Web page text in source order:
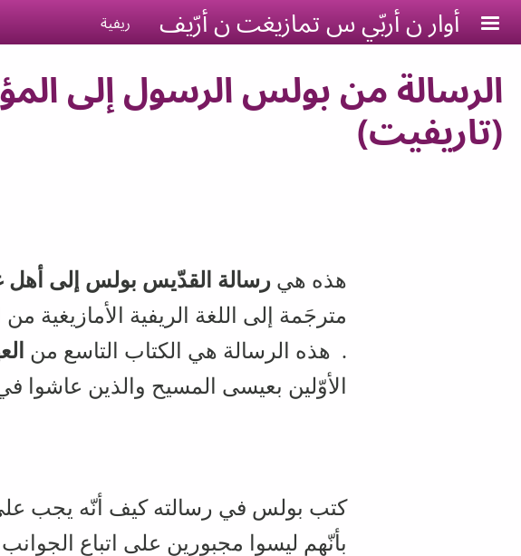
Skip to main content
أوار ن أربّي س تمازيغت ن أرّيف ريفية
الرسالة من بولس الرسول إلى
(تاريفيت)
هذه هي رسالة القدّيس بولس إلى أهل
مترجَمة إلى اللغة الريفية الأمازيغية
. هذه الرسالة هي الكتاب التاسع من
الأوّلين بعيسى المسيح والذين
كتب بولس في رسالته كيف أنّه يجب
بأنّهم ليسوا مجبورين على اتباع